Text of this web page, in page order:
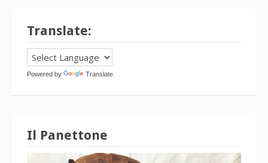
Translate:
Powered by Translate
Il Panettone